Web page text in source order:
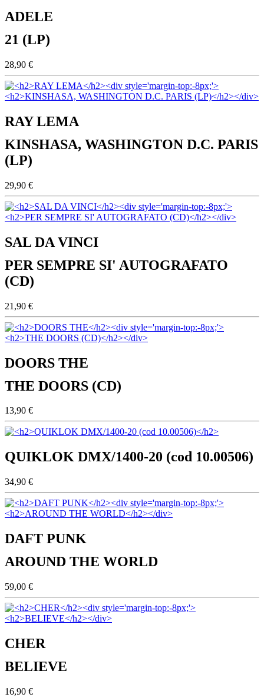
ADELE
21 (LP)
28,90 €
RAY LEMA
KINSHASA, WASHINGTON D.C. PARIS
(LP)
29,90 €
SAL DA VINCI
PER SEMPRE SI' AUTOGRAFATO
(CD)
21,90 €
DOORS THE
THE DOORS (CD)
13,90 €
QUIKLOK DMX/1400-20 (cod 10.00506)
34,90 €
DAFT PUNK
AROUND THE WORLD
59,00 €
CHER
BELIEVE
16,90 €